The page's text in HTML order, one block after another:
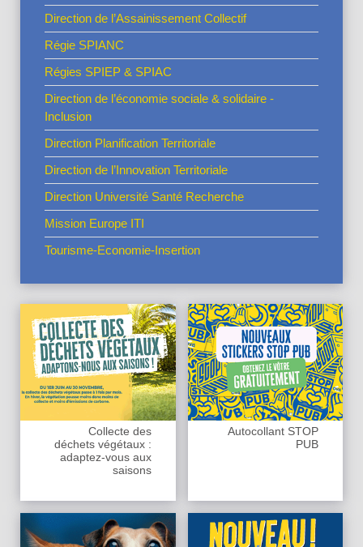
Direction de l’Assainissement Collectif
Régie SPIANC
Régies SPIEP & SPIAC
Direction de l’économie sociale & solidaire -
Inclusion
Direction Planification Territoriale
Direction de l’Innovation Territoriale
Direction Université Santé Recherche
Mission Europe ITI
Tourisme-Economie-Insertion
Collecte des
déchets végétaux :
adaptez-vous aux
saisons
Autocollant STOP
PUB